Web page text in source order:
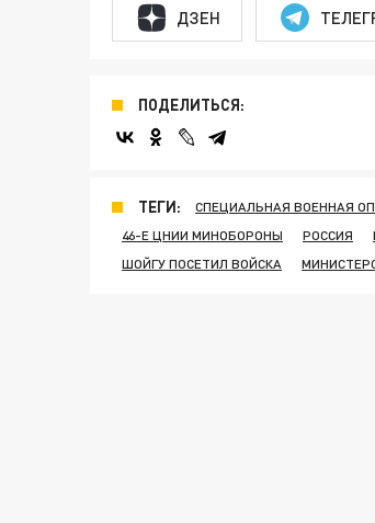
ДЗЕН
ПОДЕЛИТЬСЯ:
ТЕГИ: СПЕЦИАЛЬНАЯ ВОЕННАЯ
46-Е ЦНИИ МИНОБОРОНЫ
РОССИЯ
ШОЙГУ ПОСЕТИЛ ВОЙСКА